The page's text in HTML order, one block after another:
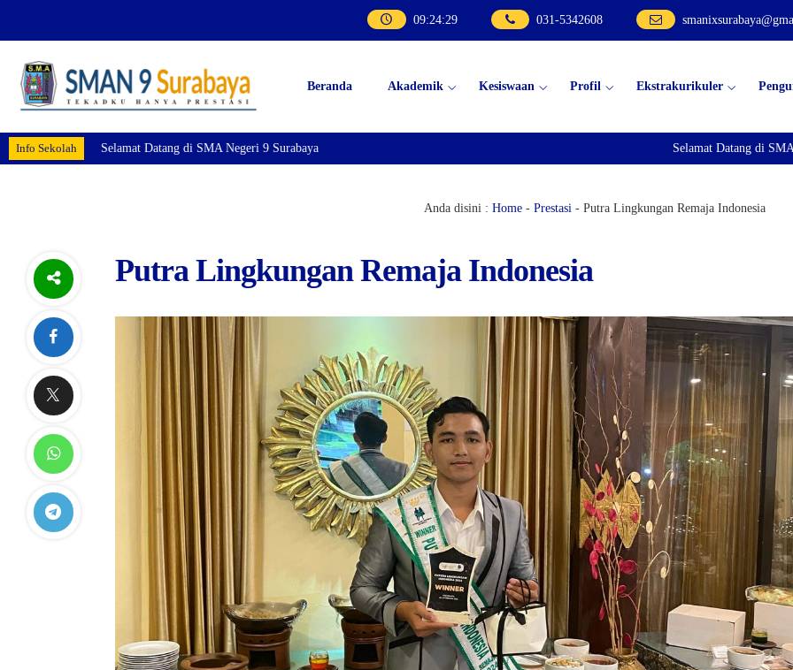
09:24:29 031-5342608
Beranda Akademik Kesiswaan Profil Ekstrakurikuler
Info Sekolah Selamat Datang di SMA
Selamat Datang di SMA Negeri 9 Surabaya
Anda disini : Home - Prestasi - Putra Lingkungan Remaja Indonesia
Putra Lingkungan Remaja Indonesia